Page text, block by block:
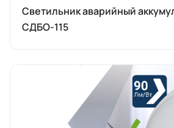
Светильник аварийный
СДБО-115